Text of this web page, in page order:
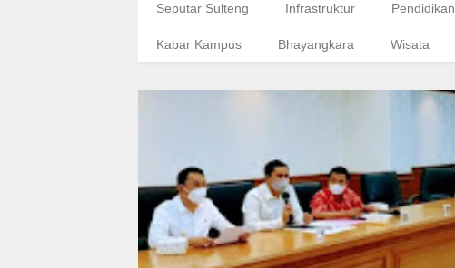
Seputar Sulteng Infrastruktur Pendidikan
Kabar Kampus Bhayangkara Wisata